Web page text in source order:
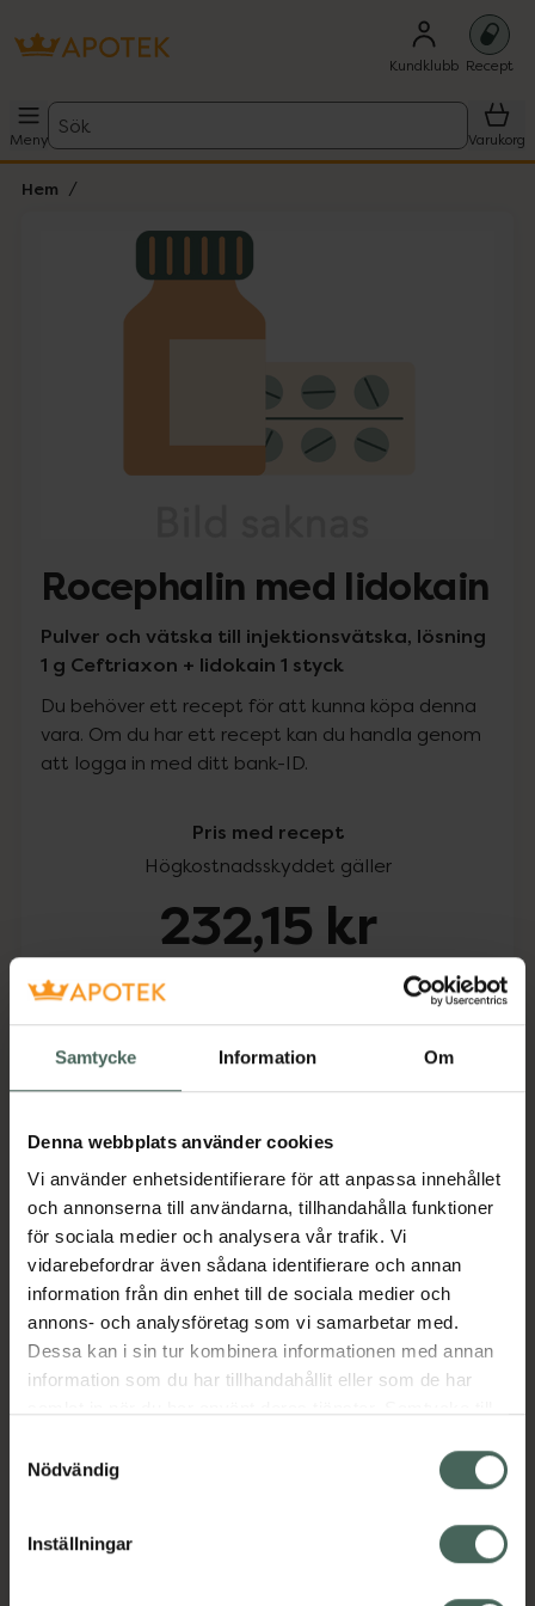
Samtycke Information Om
Denna webbplats använder cookies
Vi använder enhetsidentifierare för att anpassa innehållet
och annonserna till användarna, tillhandahålla funktioner
för sociala medier och analysera vår trafik. Vi
vidarebefordrar även sådana identifierare och annan
information från din enhet till de sociala medier och
annons- och analysföretag som vi samarbetar med.
Dessa kan i sin tur kombinera informationen med annan
information som du har tillhandahållit eller som de har
återkalla ditt samtycke via webbplatsens
cookieinställningar. Ett återkallat samtycke påverkar inte
lagligheten av behandling som skett innan återkallelsen.
Nödvändig
Inställningar
Kundklubb Recept
Meny
Sök
Varukorg
Hem
Lista: . Innehåller 1 objekt.
Rocephalin med lidokain
Pulver och vätska till injektionsvätska, lösning
1 g Ceftriaxon + lidokain 1 styck
Du behöver ett recept för att kunna köpa denna
vara. Om du har ett recept kan du handla genom
att logga in med ditt bank-ID.
Pris med recept
Högkostnadsskyddet gäller
232,15 kr
Köp via ditt recept
Beskrivning Dölj
Läs alltid bipacksedeln innan
användning.
EAN:07046263993034
Visa